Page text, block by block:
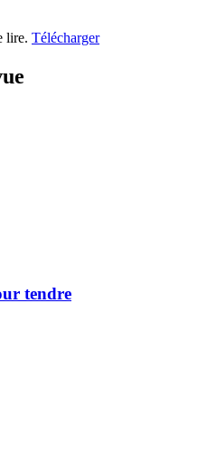
lire. Télécharger
tendre